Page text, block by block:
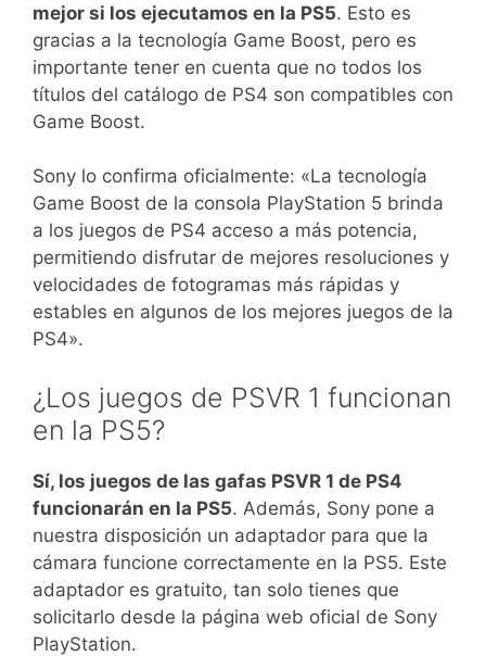
mejor si los ejecutamos en la PS5. Esto es
gracias a la tecnología Game Boost, pero es
importante tener en cuenta que no todos los
títulos del catálogo de PS4 son compatibles con
Game Boost.
Sony lo confirma oficialmente: «La tecnología
Game Boost de la consola PlayStation 5 brinda
a los juegos de PS4 acceso a más potencia,
permitiendo disfrutar de mejores resoluciones y
velocidades de fotogramas más rápidas y
estables en algunos de los mejores juegos de la
PS4».
¿Los juegos de PSVR 1 funcionan
en la PS5?
Sí, los juegos de las gafas PSVR 1 de PS4
funcionarán en la PS5. Además, Sony pone a
nuestra disposición un adaptador para que la
cámara funcione correctamente en la PS5. Este
adaptador es gratuito, tan solo tienes que
solicitarlo desde la página web oficial de Sony
PlayStation.